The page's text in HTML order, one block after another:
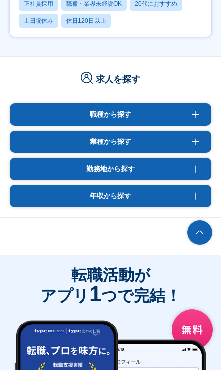
正社員採用 職種・業界未経験OK 20代におすすめ
土日祝休み 休日120日以上
求人を探す
職種から探す
業種から探す
勤務地から探す
年収から探す
転職活動が
アプリ 1つで完結！